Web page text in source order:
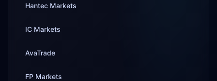
Hantec Markets
IC Markets
AvaTrade
FP Markets